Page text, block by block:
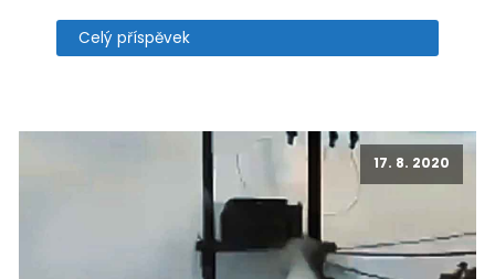
Celý příspěvek
17. 8. 2020